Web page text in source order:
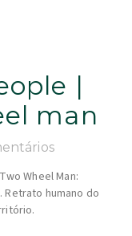
|
man
Wheel Man:
Retrato humano do